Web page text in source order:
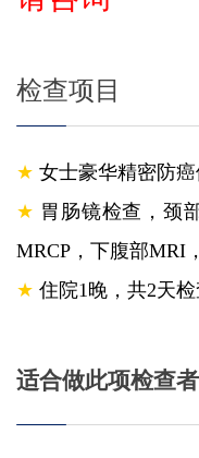
检查项目
★ 女士豪华精密防
★ 胃肠镜检查，颈
MRCP，下腹部MRI
★ 住院1晚，共2天检
适合做此项检查者